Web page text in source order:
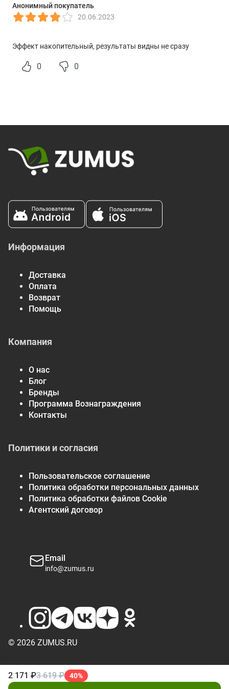
натрий.
2 171 ₽3 619 ₽ 40%
Анонимный покупатель
20.06.2023
Эффект накопительный, результаты видны не сразу
0 0
Информация
Доставка
Оплата
Возврат
Помощь
Компания
О нас
Блог
Бренды
Программа Вознаграждения
Контакты
Политики и согласия
Пользовательское соглашение
Политика обработки персональных данных
Политика обработки файлов Cookie
Агентский договор
Email
info@zumus.ru
© 2026 ZUMUS.RU